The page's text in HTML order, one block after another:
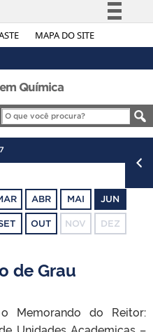
MAPA DO SITE
Simplifique!
Legislação
Canais
Química
ABR MAI JUN
OUT NOV DEZ
de Grau
Memorando do Reitor:
Unidades Academicas –